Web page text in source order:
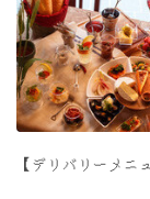
【デリバリーメニ